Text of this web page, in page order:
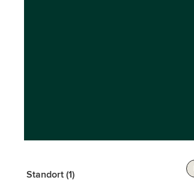
Standort (1)